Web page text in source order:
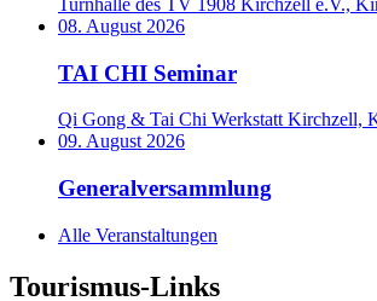
Turnhalle des TV 1908 Kirchzell e.V.,
08. August 2026
TAI CHI Seminar
Qi Gong & Tai Chi Werkstatt Kirchzell,
09. August 2026
Generalversammlung
Alle Veranstaltungen
Tourismus-Links